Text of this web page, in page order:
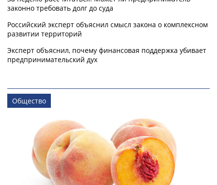
законно требовать долг до суда
Российский эксперт объяснил смысл закона о комплексном
развитии территорий
Эксперт объяснил, почему финансовая поддержка убивает
предпринимательский дух
Общество